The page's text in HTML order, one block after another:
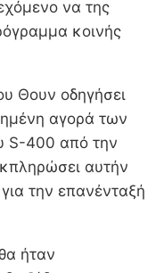
να της
κοινής
Θουν οδηγήσει
αγορά των
S-400 από την
αυτήν
την επανένταξή
ήταν